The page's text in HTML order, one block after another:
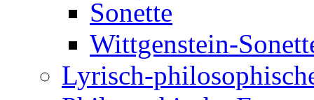
Sonette
Wittgenstein-
Lyrisch-